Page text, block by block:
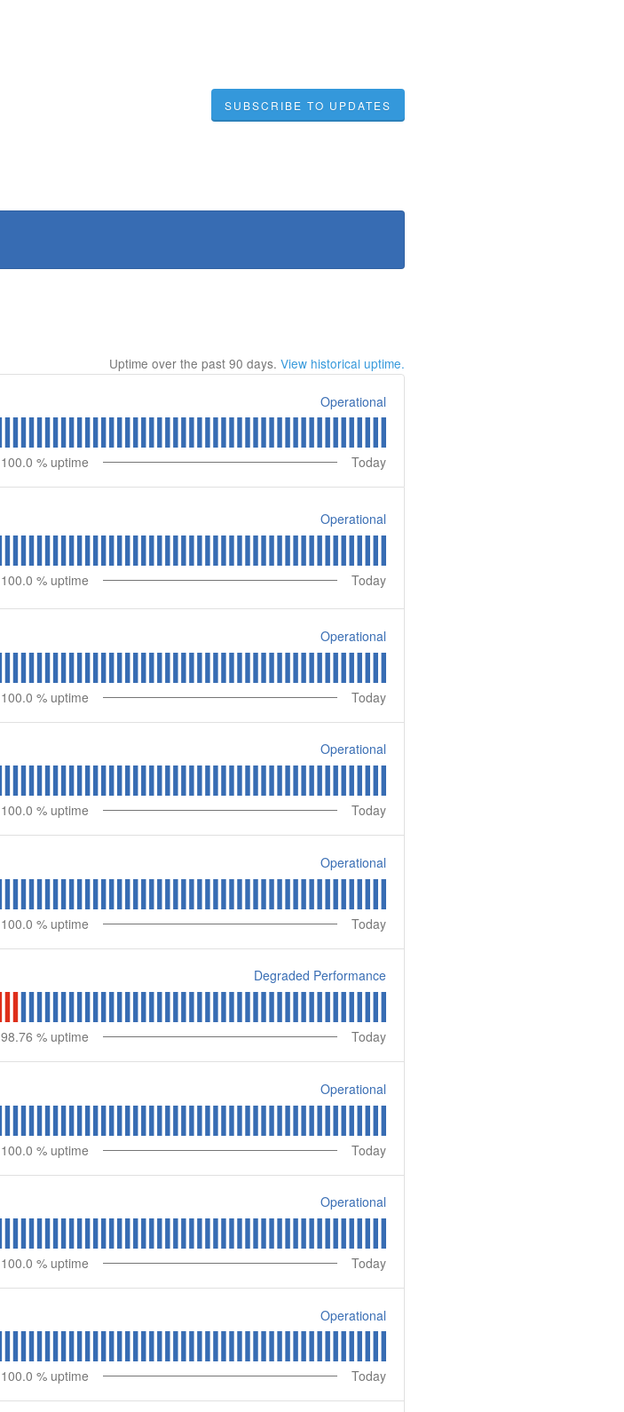
SUBSCRIBE TO UPDATES
Uptime over the past 90 days. View historical uptime.
Operational
100.0 % uptime Today
Operational
100.0 % uptime Today
Operational
100.0 % uptime Today
Operational
100.0 % uptime Today
Operational
100.0 % uptime Today
Degraded Performance
98.76 % uptime Today
Operational
100.0 % uptime Today
Operational
100.0 % uptime Today
Operational
100.0 % uptime Today